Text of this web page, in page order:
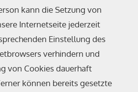
kann die Setzung von
Internetseite jederzeit
Einstellung des
verhindern und
von Cookies dauerhaft
können bereits gesetzte